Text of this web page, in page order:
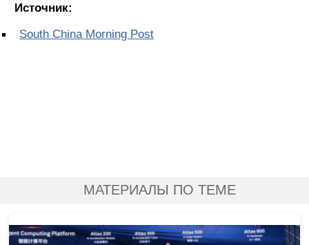
Источник:
South China Morning Post
МАТЕРИАЛЫ ПО ТЕМЕ